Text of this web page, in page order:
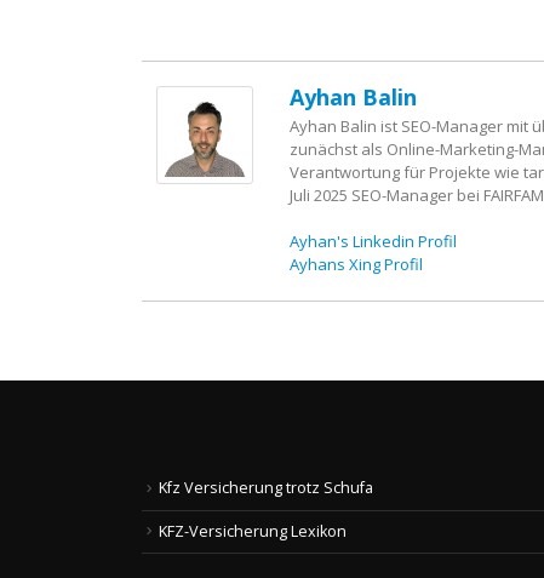
Ayhan Balin
Ayhan Balin ist SEO-Manager mit
zunächst als Online-Marketing-
Verantwortung für Projekte wie
Juli 2025 SEO-Manager bei
Ayhan's Linkedin Profil
Ayhans Xing Profil
Kfz Versicherung trotz Schufa
KFZ-Versicherung Lexikon